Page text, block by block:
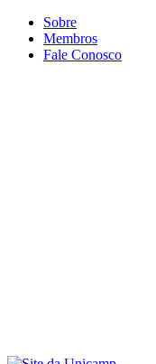
Conteúdo principal
Sobre
Membros
Fale Conosco